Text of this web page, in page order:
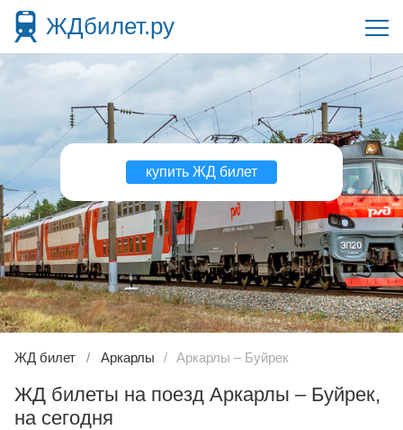
ЖДбилет.ру
купить ЖД билет
ЖД билет Аркарлы Аркарлы – Буйрек
ЖД билеты на поезд Аркарлы – Буйрек,
на сегодня